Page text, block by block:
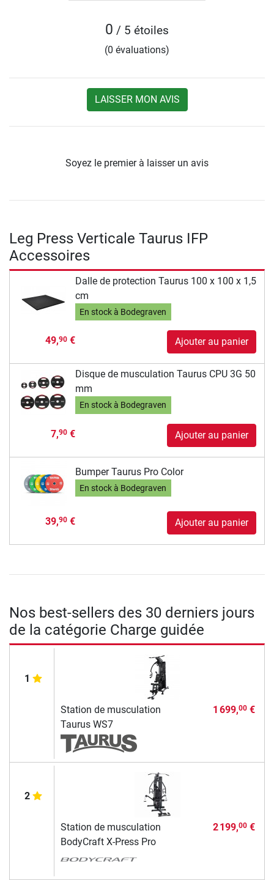
0 / 5 étoiles
(0 évaluations)
LAISSER MON AVIS
Soyez le premier à laisser un avis
Leg Press Verticale Taurus IFP
Accessoires
Dalle de protection Taurus 100 x 100 x 1,5
cm
En stock à Bodegraven
49,90€ Ajouter au panier
Disque de musculation Taurus CPU 3G 50
mm
En stock à Bodegraven
7,90€ Ajouter au panier
Bumper Taurus Pro Color
En stock à Bodegraven
39,90€ Ajouter au panier
Nos best-sellers des 30 derniers jours
de la catégorie Charge guidée
1
Station de musculation
Taurus WS7
1 699,00€
2
Station de musculation
BodyCraft X-Press Pro
2 199,00€